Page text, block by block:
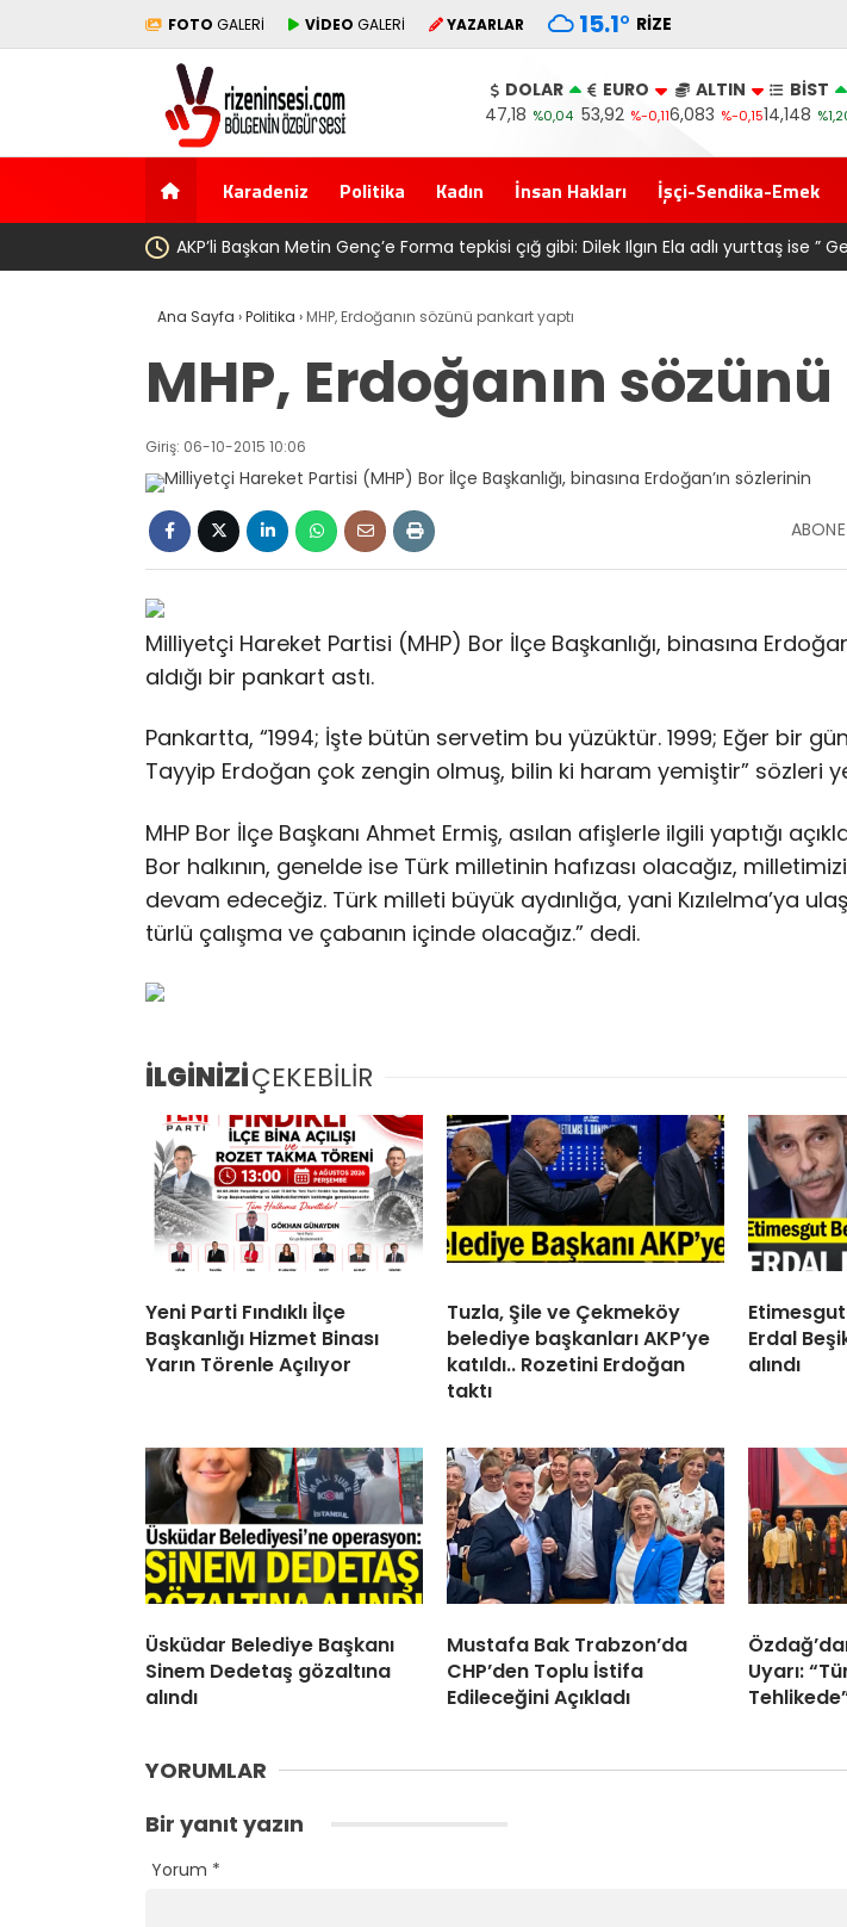
FOTO GALERİ VİDEO GALERİ YAZARLAR 15.1° RIZE
DOLAR
47,18 %0,04
EURO
53,92 %-0,11
ALTIN
6,083 %-0,15
BİST
14,148
Karadeniz Politika Kadın İnsan Hakları İşçi-Sendika-Emek
Dilek Ilgın Ela adlı yurttaş ise ” Genç, köyünde babasının toprağını satarak Salah
Ana Sayfa ›Politika › MHP, Erdoğanın sözünü pankart yaptı
MHP, Erdoğanın
Giriş: 06-10-2015 10:06
Milliyetçi Hareket Partisi (MHP) Bor İlçe Başkanlığı, binasına
aldığı bir pankart astı.
Pankartta, “1994; İşte bütün servetim bu yüzüktür. 1999; Eğer bir
Tayyip Erdoğan çok zengin olmuş, bilin ki haram yemiştir” sözleri
MHP Bor İlçe Başkanı Ahmet Ermiş, asılan afişlerle ilgili yaptığı
Bor halkının, genelde ise Türk milletinin hafızası olacağız,
devam edeceğiz. Türk milleti büyük aydınlığa, yani Kızılelma’ya
türlü çalışma ve çabanın içinde olacağız.” dedi.
İLGİNİZİÇEKEBİLİR
Yeni Parti Fındıklı İlçe
Başkanlığı Hizmet Binası
Yarın Törenle Açılıyor
Tuzla, Şile ve Çekmeköy
belediye başkanları AKP’ye
katıldı.. Rozetini Erdoğan
taktı
Erdal
alındı
Üsküdar Belediye Başkanı
Sinem Dedetaş gözaltına
alındı
Mustafa Bak Trabzon’da
CHP’den Toplu İstifa
Edileceğini Açıkladı
Uyarı:
YORUMLAR
Bir yanıt yazın
Yorum *